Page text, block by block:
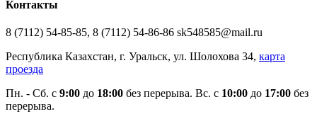
Контакты
8 (7112) 54-85-85, 8 (7112) 54-86-86 sk548585@mail.ru
Республика Казахстан, г. Уральск, ул. Шолохова 34, карта
проезда
Пн. - Cб. с 9:00 до 18:00 без перерыва. Вс. с 10:00 до 17:00 без
перерыва.